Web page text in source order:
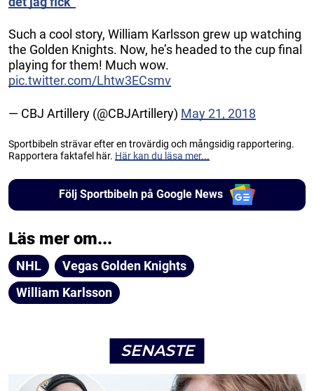
Such a cool story, William Karlsson grew up watching
the Golden Knights. Now, he’s headed to the cup final
playing for them! Much wow.
pic.twitter.com/Lhtw3ECsmv
— CBJ Artillery (@CBJArtillery) May 21, 2018
Sportbibeln strävar efter en trovärdig och mångsidig rapportering.
Rapportera faktafel här. Här kan du läsa mer...
Följ Sportbibeln på Google News
Läs mer om...
NHL
Vegas Golden Knights
William Karlsson
SENASTE